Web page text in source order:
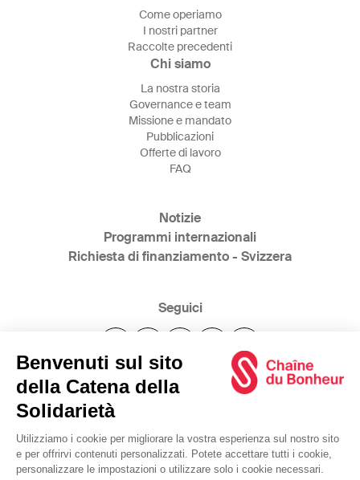
Come operiamo
I nostri partner
Raccolte precedenti
Chi siamo
La nostra storia
Governance e team
Missione e mandato
Pubblicazioni
Offerte di lavoro
FAQ
Notizie
Programmi internazionali
Richiesta di finanziamento - Svizzera
Seguici
@2025 Catena della Solidarietà